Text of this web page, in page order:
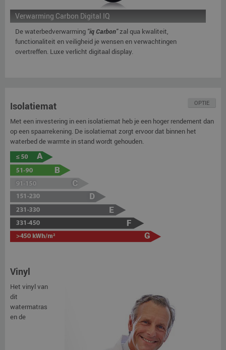
Verwarming Carbon Digital IQ
De waterbedverwarming "iq Carbon"zal qua kwaliteit,
functionaliteit en veiligheid je wensen en verwachtingen
overtreffen. Luxe verlicht digitaal display.
OPTIE
Isolatiemat
Met een investering in een isolatiemat heb je een hoger rendement dan
op een spaarrekening. De isolatiemat zorgt ervoor dat binnen het
waterbed de warmte in stand wordt gehouden.
Vinyl
Het vinyl van
dit
watermatras
en de